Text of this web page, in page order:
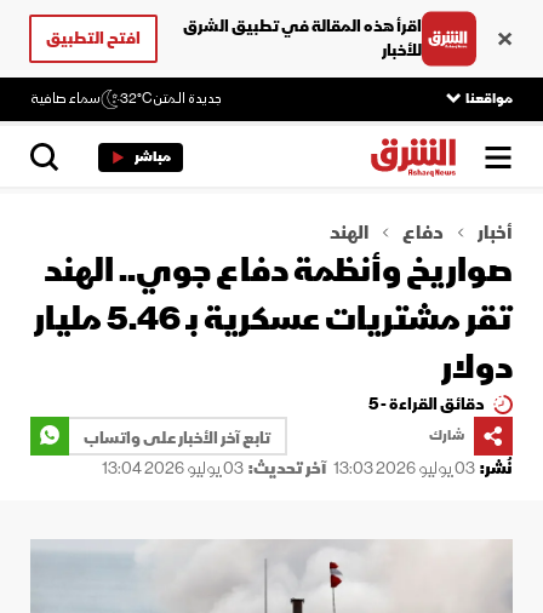
اقرأ هذه المقالة في تطبيق الشرق
للأخبار
افتح التطبيق
مواقعنا جديدة المتن32°C سماء صافية
مباشر
أخبار دفاع الهند
صواريخ وأنظمة دفاع جوي.. الهند
تقر مشتريات عسكرية بـ 5.46 مليار
دولار
دقائق القراءة - 5
شارك
تابع آخر الأخبار على واتساب
نُشر:03 يوليو 2026 13:03 آخر تحديث:03 يوليو 2026 13:04